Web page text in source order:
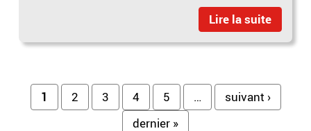
Lire la suite
Pages
1 2 3 4 5 …
suivant ›
dernier »